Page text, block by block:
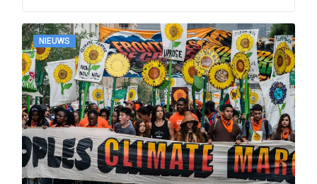
NIEUWS